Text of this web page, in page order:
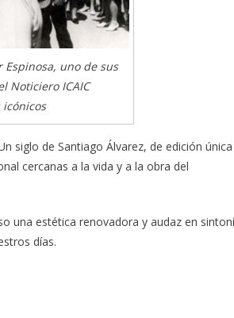
Espinosa, uno de sus
Noticiero ICAIC
siglo de Santiago Álvarez, de edición
cercanas a la vida y a la obra del
una estética renovadora y audaz en
días.